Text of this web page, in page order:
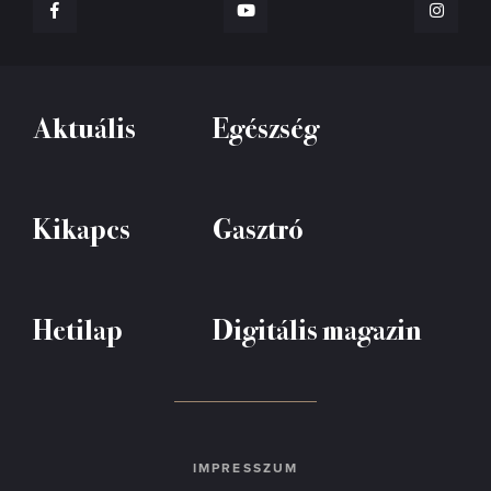
Aktuális Egészség
Kikapcs Gasztró
Hetilap Digitális magazin
IMPRESSZUM